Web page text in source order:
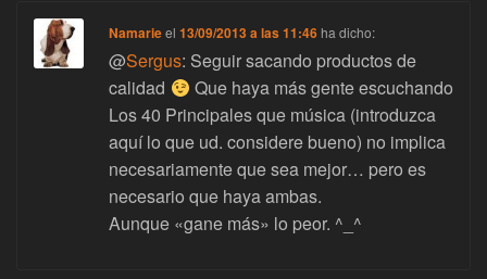
Namarieel13/09/2013 a las 11:46 ha dicho:
@Sergus: Seguir sacando productos de
calidad
Que haya más gente escuchando
Los 40 Principales que música (introduzca
aquí lo que ud. considere bueno) no implica
necesariamente que sea mejor… pero es
necesario que haya ambas.
Aunque «gane más» lo peor. ^_^